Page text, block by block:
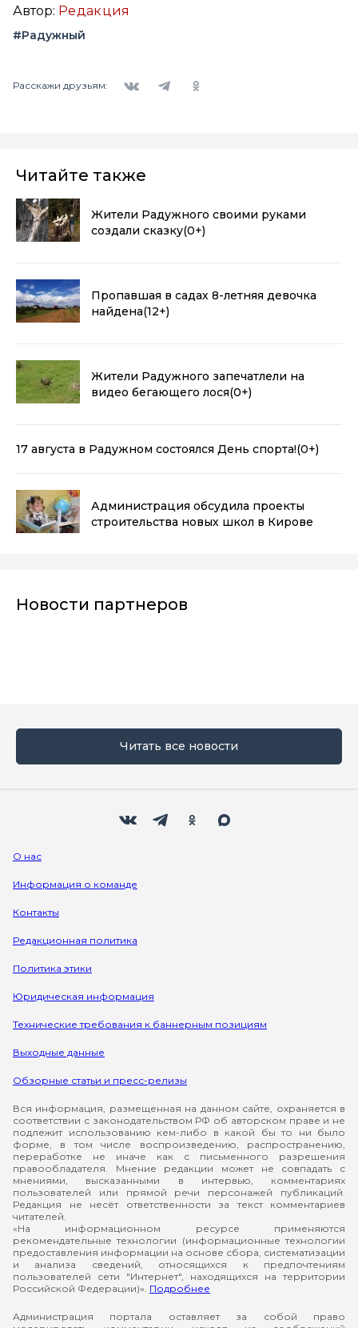
Автор: Редакция
#Радужный
Расскажи друзьям:
Читайте также
Жители Радужного своими руками
создали сказку(0+)
Пропавшая в садах 8-летняя девочка
найдена(12+)
Жители Радужного запечатлели на
видео бегающего лося(0+)
17 августа в Радужном состоялся День спорта!(0+)
Администрация обсудила проекты
строительства новых школ в Кирове
Новости партнеров
Читать все новости
О нас
Информация о команде
Контакты
Редакционная политика
Политика этики
Юридическая информация
Технические требования к баннерным позициям
Выходные данные
Обзорные статьи и пресс-релизы
Вся информация, размещенная на данном сайте, охраняется в
соответствии с законодательством РФ об авторском праве и не
подлежит использованию кем-либо в какой бы то ни было
форме, в том числе воспроизведению, распространению,
переработке не иначе как с письменного разрешения
правообладателя. Мнение редакции может не совпадать с
мнениями, высказанными в интервью, комментариях
пользователей или прямой речи персонажей публикаций.
Редакция не несёт ответственности за текст комментариев
читателей.
«На информационном ресурсе применяются
рекомендательные технологии (информационные технологии
предоставления информации на основе сбора, систематизации
и анализа сведений, относящихся к предпочтениям
пользователей сети "Интернет", находящихся на территории
Российской Федерации)». Подробнее
Администрация портала оставляет за собой право